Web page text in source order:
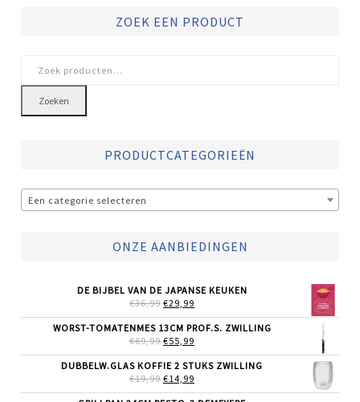
ZOEK EEN PRODUCT
naar:
Zoeken
PRODUCTCATEGORIEËN
Een categorie selecteren
ONZE AANBIEDINGEN
DE BIJBEL VAN DE JAPANSE KEUKEN
€36,99 OORSPRONKELIJKE
WAS:
€36,99.
€29,99
IS:
WORST-TOMATENMES 13CM PROF.S. ZWILLING
€69,99 OORSPRONKELIJKE
WAS:
€69,99.
€55,99
IS:
DUBBELW.GLAS KOFFIE 2 STUKS ZWILLING
€19,99 OORSPRONKELIJKE
€14,99